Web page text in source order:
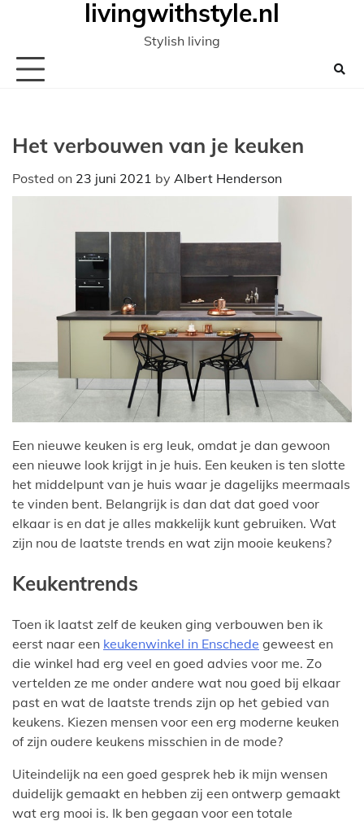
inhoud
livingwithstyle.nl
Stylish living
Het verbouwen van je keuken
Posted on 23 juni 2021 by Albert Henderson
Een nieuwe keuken is erg leuk, omdat je dan gewoon
een nieuwe look krijgt in je huis. Een keuken is ten slotte
het middelpunt van je huis waar je dagelijks meermaals
te vinden bent. Belangrijk is dan dat dat goed voor
elkaar is en dat je alles makkelijk kunt gebruiken. Wat
zijn nou de laatste trends en wat zijn mooie keukens?
Keukentrends
Toen ik laatst zelf de keuken ging verbouwen ben ik
eerst naar een keukenwinkel in Enschede geweest en
die winkel had erg veel en goed advies voor me. Zo
vertelden ze me onder andere wat nou goed bij elkaar
past en wat de laatste trends zijn op het gebied van
keukens. Kiezen mensen voor een erg moderne keuken
of zijn oudere keukens misschien in de mode?
Uiteindelijk na een goed gesprek heb ik mijn wensen
duidelijk gemaakt en hebben zij een ontwerp gemaakt
wat erg mooi is. Ik ben gegaan voor een totale